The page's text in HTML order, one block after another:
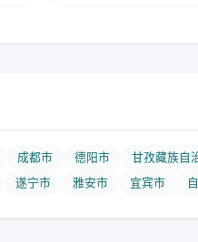
成都市 德阳市
甘孜藏族自
遂宁市 雅安市 宜宾市